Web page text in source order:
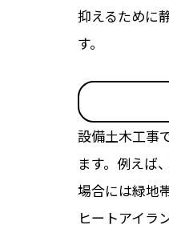
抑えるために
す。
設備土木工事
ます。例えば
場合には緑地
ヒートアイラ